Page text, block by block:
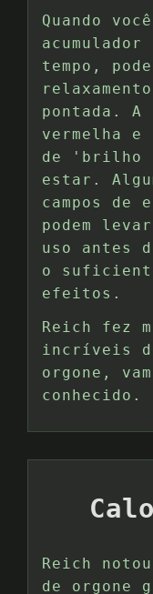
Quando
acumulador
tempo,
pontada.
vermelha e
de 'brilho
estar.
campos de
podem
uso antes
o
efeitos.
Reich fez
incríveis
orgone,
conhecido.
Reich
de orgone